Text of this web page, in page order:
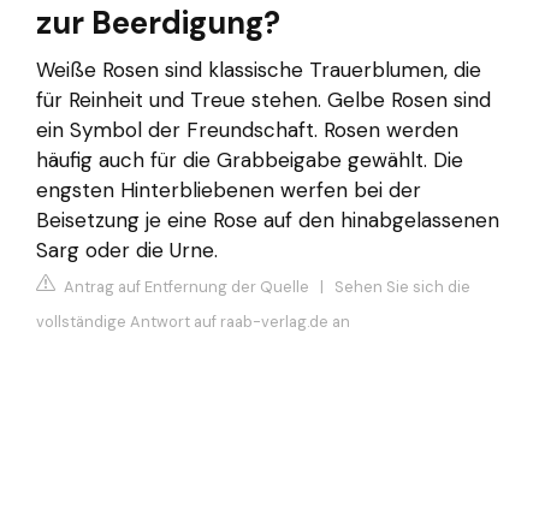
zur Beerdigung?
Weiße Rosen sind klassische Trauerblumen, die
für Reinheit und Treue stehen. Gelbe Rosen sind
ein Symbol der Freundschaft. Rosen werden
häufig auch für die Grabbeigabe gewählt. Die
engsten Hinterbliebenen werfen bei der
Beisetzung je eine Rose auf den hinabgelassenen
Sarg oder die Urne.
Antrag auf Entfernung der Quelle | Sehen Sie sich die
vollständige Antwort auf raab-verlag.de an